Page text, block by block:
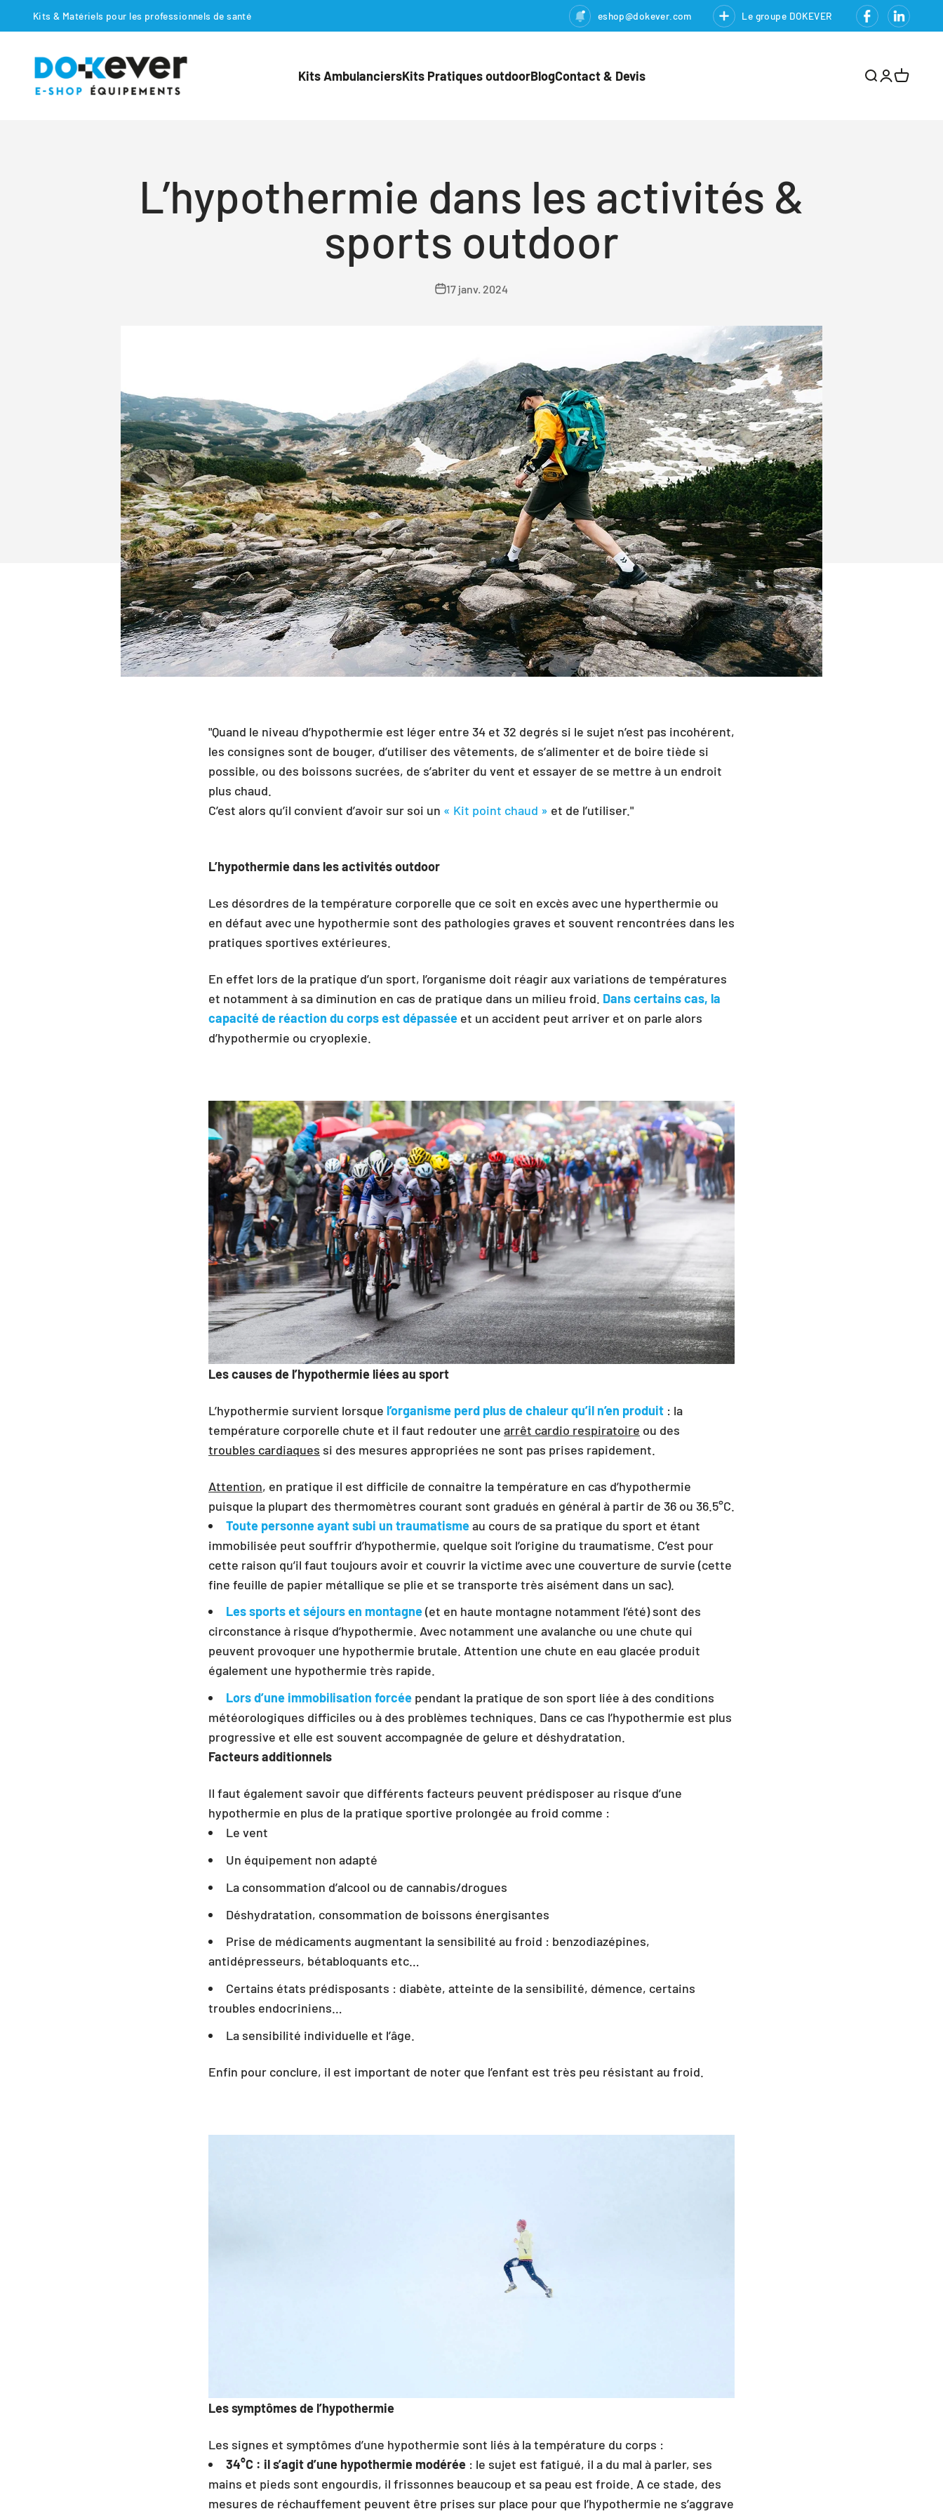
Kits & Matériels pour les professionnels de santé eshop@dokever.com Le groupe DOKEVER
Kits AmbulanciersKits Pratiques outdoorBlogContact & Devis
Dokever E-shop
Ouvrir la
Ouvrir le
Voir le
L’hypothermie dans les activités &
sports outdoor
17 janv. 2024
"Quand le niveau d’hypothermie est léger entre 34 et 32 degrés si le sujet n’est pas incohérent,
les consignes sont de bouger, d’utiliser des vêtements, de s’alimenter et de boire tiède si
possible, ou des boissons sucrées, de s’abriter du vent et essayer de se mettre à un endroit
plus chaud.
C’est alors qu’il convient d’avoir sur soi un « Kit point chaud » et de l’utiliser."
L’hypothermie dans les activités outdoor
Les désordres de la température corporelle que ce soit en excès avec une hyperthermie ou
en défaut avec une hypothermie sont des pathologies graves et souvent rencontrées dans les
pratiques sportives extérieures.
En effet lors de la pratique d’un sport, l’organisme doit réagir aux variations de températures
et notamment à sa diminution en cas de pratique dans un milieu froid. Dans certains cas, la
capacité de réaction du corps est dépassée et un accident peut arriver et on parle alors
d’hypothermie ou cryoplexie.
Les causes de l’hypothermie liées au sport
L’hypothermie survient lorsque l’organisme perd plus de chaleur qu’il n’en produit : la
température corporelle chute et il faut redouter une arrêt cardio respiratoire ou des
troubles cardiaques si des mesures appropriées ne sont pas prises rapidement.
Attention, en pratique il est difficile de connaitre la température en cas d’hypothermie
puisque la plupart des thermomètres courant sont gradués en général à partir de 36 ou 36.5°C.
Toute personne ayant subi un traumatismeau cours de sa pratique du sport et étant
immobilisée peut souffrir d’hypothermie, quelque soit l’origine du traumatisme. C’est pour
cette raison qu’il faut toujours avoir et couvrir la victime avec une couverture de survie (cette
fine feuille de papier métallique se plie et se transporte très aisément dans un sac).
Les sports et séjours en montagne(et en haute montagne notamment l’été) sont des
circonstance à risque d’hypothermie. Avec notamment une avalanche ou une chute qui
peuvent provoquer une hypothermie brutale. Attention une chute en eau glacée produit
également une hypothermie très rapide.
Lors d’une immobilisation forcée pendant la pratique de son sport liée à des conditions
météorologiques difficiles ou à des problèmes techniques. Dans ce cas l’hypothermie est plus
progressive et elle est souvent accompagnée de gelure et déshydratation.
Facteurs additionnels
Il faut également savoir que différents facteurs peuvent prédisposer au risque d’une
hypothermie en plus de la pratique sportive prolongée au froid comme :
Le vent
Un équipement non adapté
La consommation d’alcool ou de cannabis/drogues
Déshydratation, consommation de boissons énergisantes
Prise de médicaments augmentant la sensibilité au froid : benzodiazépines,
antidépresseurs, bétabloquants etc…
Certains états prédisposants : diabète, atteinte de la sensibilité, démence, certains
troubles endocriniens…
La sensibilité individuelle et l’âge.
Enfin pour conclure, il est important de noter que l’enfant est très peu résistant au froid.
Les symptômes de l’hypothermie
Les signes et symptômes d’une hypothermie sont liés à la température du corps :
34°C : il s’agit d’une hypothermie modérée : le sujet est fatigué, il a du mal à parler, ses
mains et pieds sont engourdis, il frissonnes beaucoup et sa peau est froide. A ce stade, des
mesures de réchauffement peuvent être prises sur place pour que l’hypothermie ne s’aggrave